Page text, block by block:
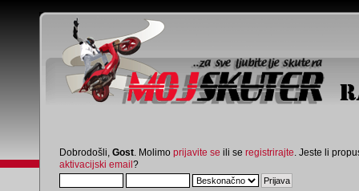
Dobrodošli, Gost . Molimo prijavite se ili se registrirajte . Jeste li
aktivacijski email?